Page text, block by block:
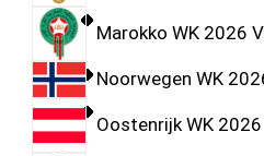
Marokko WK 2026
Noorwegen WK
Oostenrijk WK